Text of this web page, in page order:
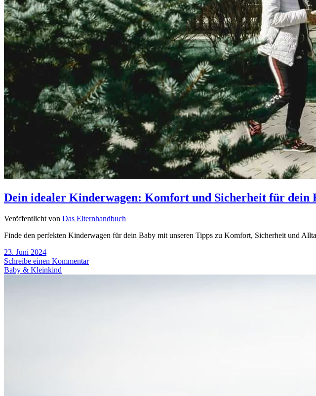
Dein idealer Kinderwagen: Komfort und Sicherheit für dein
Veröffentlicht von Das Elternhandbuch
Finde den perfekten Kinderwagen für dein Baby mit unseren Tipps zu Komfort, Sicherheit und
23. Juni 2024
Schreibe einen Kommentar
Baby & Kleinkind